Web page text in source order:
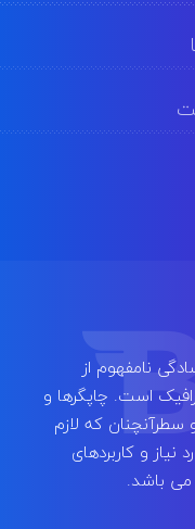
نامفهوم از
است. چاپگرها و
که لازم
و کاربردهای
باشد.